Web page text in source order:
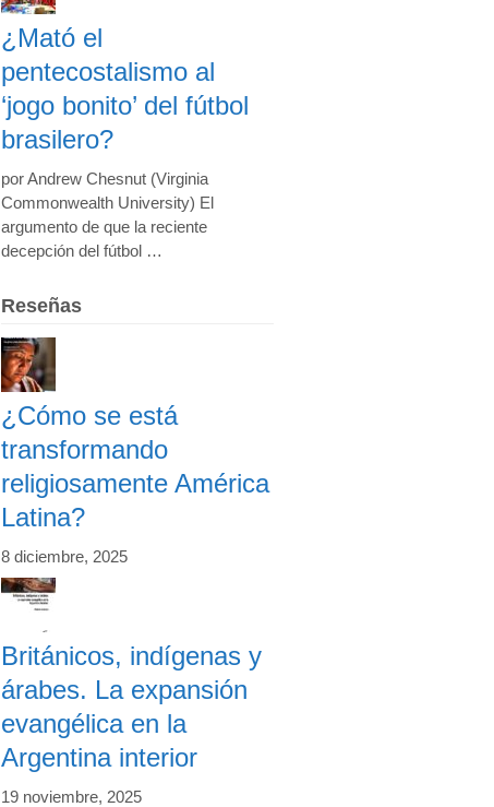
¿Mató el
pentecostalismo al
‘jogo bonito’ del fútbol
brasilero?
por Andrew Chesnut (Virginia
Commonwealth University) El
argumento de que la reciente
decepción del fútbol …
Reseñas
¿Cómo se está
transformando
religiosamente América
Latina?
8 diciembre, 2025
Británicos, indígenas y
árabes. La expansión
evangélica en la
Argentina interior
19 noviembre, 2025